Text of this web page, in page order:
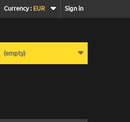
Sign in
Currency : EUR
(empty)